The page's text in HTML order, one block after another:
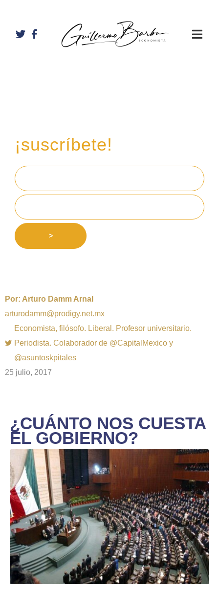
¡suscríbete!
>
Por: Arturo Damm Arnal
arturodamm@prodigy.net.mx
Economista, filósofo. Liberal. Profesor universitario.
Periodista. Colaborador de @CapitalMexico y
@asuntoskpitales
25 julio, 2017
¿CUÁNTO NOS CUESTA
EL GOBIERNO?